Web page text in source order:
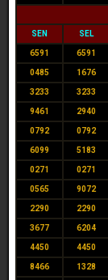
SEN SEL
6591 6591
0485 1676
3233 3233
9461 2940
0792 0792
6099 5183
0271 0271
0565 9072
2290 2290
3677 6204
4450 4450
8466 1328